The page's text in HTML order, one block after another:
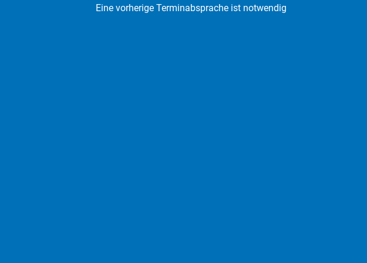
Eine vorherige Terminabsprache ist notwendig